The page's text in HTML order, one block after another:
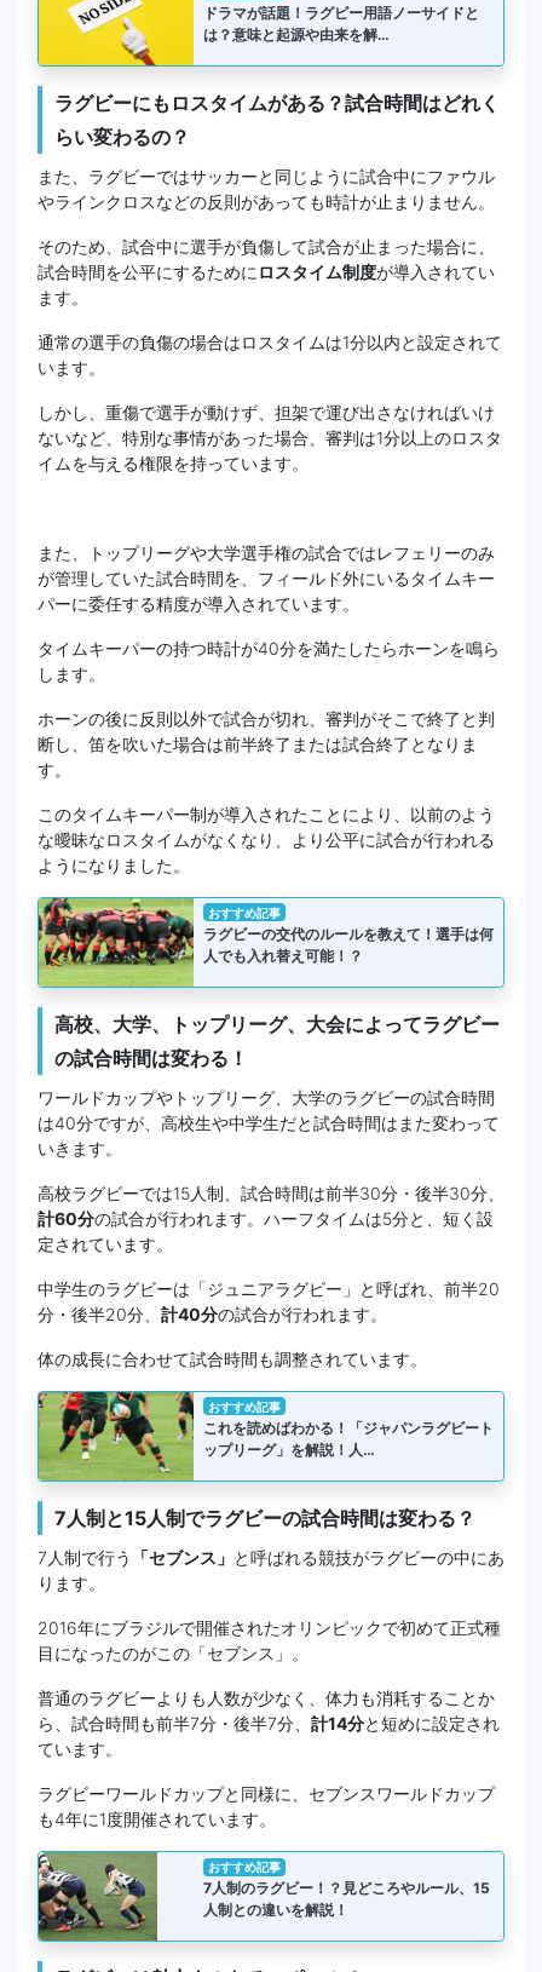
ドラマが話題！ラグビー用語ノーサイドと
は？意味と起源や由来を解…
ラグビーにもロスタイムがある？試合時間はどれく
らい変わるの？
また、ラグビーではサッカーと同じように試合中にファウル
やラインクロスなどの反則があっても時計が止まりません。
そのため、試合中に選手が負傷して試合が止まった場合に、
試合時間を公平にするために ロスタイム制度が導入されてい
ます。
通常の選手の負傷の場合はロスタイムは1分以内と設定されて
います。
しかし、重傷で選手が動けず、担架で運び出さなければいけ
ないなど、特別な事情があった場合、審判は1分以上のロスタ
イムを与える権限を持っています。
また、トップリーグや大学選手権の試合ではレフェリーのみ
が管理していた試合時間を、フィールド外にいるタイムキー
パーに委任する精度が導入されています。
タイムキーパーの持つ時計が40分を満たしたらホーンを鳴ら
します。
ホーンの後に反則以外で試合が切れ、審判がそこで終了と判
断し、笛を吹いた場合は前半終了または試合終了となりま
す。
このタイムキーパー制が導入されたことにより、以前のよう
な曖昧なロスタイムがなくなり、より公平に試合が行われる
ようになりました。
おすすめ記事
ラグビーの交代のルールを教えて！選手は何
人でも入れ替え可能！？
高校、大学、トップリーグ、大会によってラグビー
の試合時間は変わる！
ワールドカップやトップリーグ、大学のラグビーの試合時間
は40分ですが、高校生や中学生だと試合時間はまた変わって
いきます。
高校ラグビーでは15人制、試合時間は前半30分・後半30分、
計60分の試合が行われます。ハーフタイムは5分と、短く設
定されています。
中学生のラグビーは「ジュニアラグビー」と呼ばれ、前半20
分・後半20分、 計40分の試合が行われます。
体の成長に合わせて試合時間も調整されています。
おすすめ記事
これを読めばわかる！「ジャパンラグビート
ップリーグ」を解説！人…
7人制と15人制でラグビーの試合時間は変わる？
7人制で行う 「セブンス」 と呼ばれる競技がラグビーの中にあ
ります。
2016年にブラジルで開催されたオリンピックで初めて正式種
目になったのがこの「セブンス」。
普通のラグビーよりも人数が少なく、体力も消耗することか
ら、試合時間も前半7分・後半7分、 計14分と短めに設定され
ています。
ラグビーワールドカップと同様に、セブンスワールドカップ
も4年に1度開催されています。
おすすめ記事
7人制のラグビー！？見どころやルール、15
人制との違いを解説！